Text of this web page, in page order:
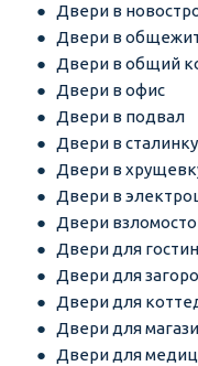
Двери в
Двери в
Двери в общий
Двери в офис
Двери в подвал
Двери в сталинку
Двери в
Двери в
Двери
Двери для
Двери для
Двери для
Двери для
Двери для